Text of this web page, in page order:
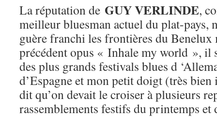
La réputation de GUY VERLINDE,
meilleur bluesman actuel du plat-pays,
guère franchi les frontières du Benelux
précédent opus « Inhale my world », il
des plus grands festivals blues d
d’Espagne et mon petit doigt (très
dit qu’on devait le croiser à plusieurs
rassemblements festifs du printemps